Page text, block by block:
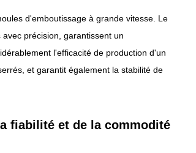
d'emboutissage à grande vitesse. Le
précision, garantissent un
l'efficacité de production d'un
et garantit également la stabilité de
fiabilité et de la commodité